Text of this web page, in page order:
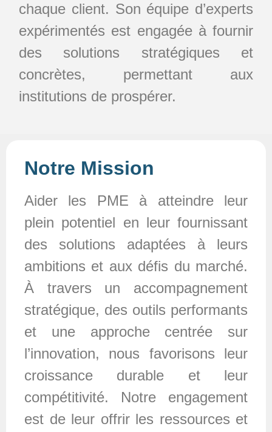
chaque client. Son équipe d’experts
expérimentés est engagée à fournir
des solutions stratégiques et
concrètes, permettant aux
institutions de prospérer.
Notre Mission
Aider les PME à atteindre leur
plein potentiel en leur fournissant
des solutions adaptées à leurs
ambitions et aux défis du marché.
À travers un accompagnement
stratégique, des outils performants
et une approche centrée sur
l’innovation, nous favorisons leur
croissance durable et leur
compétitivité. Notre engagement
est de leur offrir les ressources et